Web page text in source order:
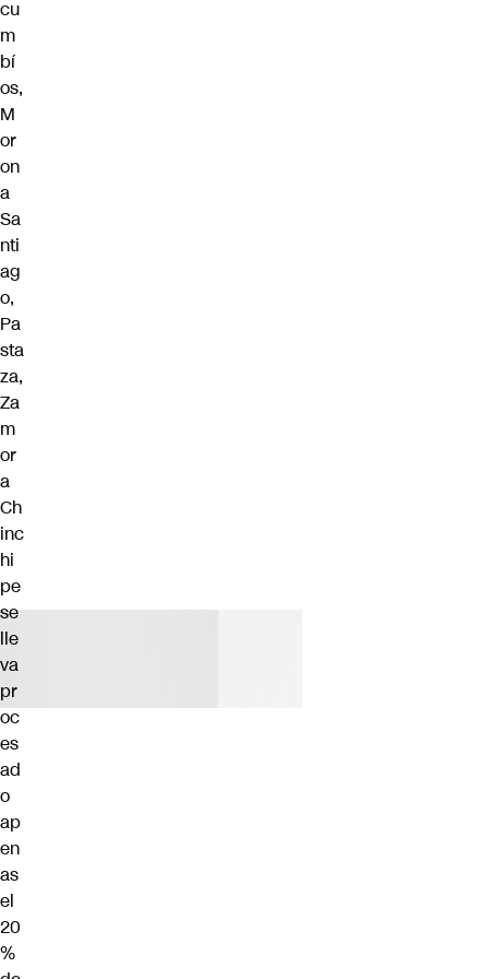
cu
m
bí
os,
M
or
on
a
Sa
nti
ag
o,
Pa
sta
za,
Za
m
or
a
Ch
inc
hi
pe
se
lle
va
pr
oc
es
ad
o
ap
en
as
el
20
%